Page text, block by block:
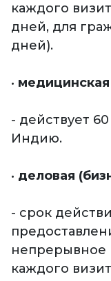
каждого
дней, для
дней).
• медицинская
- действует
Индию.
• деловая
- срок
непрерывное
каждого